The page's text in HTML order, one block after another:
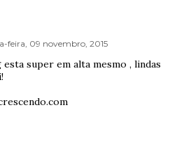
feira, 09 novembro, 2015
esta super em alta mesmo , lindas